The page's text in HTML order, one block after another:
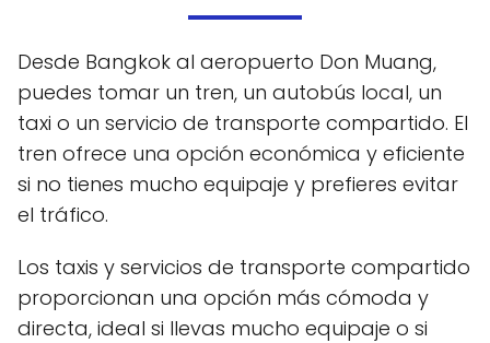
Desde Bangkok al aeropuerto Don Muang,
puedes tomar un tren, un autobús local, un
taxi o un servicio de transporte compartido. El
tren ofrece una opción económica y eficiente
si no tienes mucho equipaje y prefieres evitar
el tráfico.
Los taxis y servicios de transporte compartido
proporcionan una opción más cómoda y
directa, ideal si llevas mucho equipaje o si